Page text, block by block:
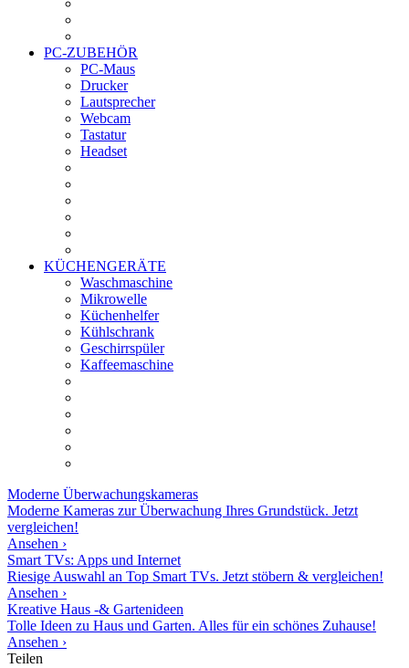
PC-ZUBEHÖR
PC-Maus
Drucker
Lautsprecher
Webcam
Tastatur
Headset
KÜCHENGERÄTE
Waschmaschine
Mikrowelle
Küchenhelfer
Kühlschrank
Geschirrspüler
Kaffeemaschine
Moderne Überwachungskameras
Moderne Kameras zur Überwachung Ihres Grundstück. Jetzt
vergleichen!
Ansehen ›
Smart TVs: Apps und Internet
Riesige Auswahl an Top Smart TVs. Jetzt stöbern & vergleichen!
Ansehen ›
Kreative Haus -& Gartenideen
Tolle Ideen zu Haus und Garten. Alles für ein schönes Zuhause!
Ansehen ›
Teilen